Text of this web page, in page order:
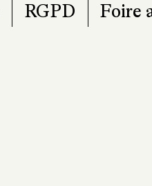
RGPD Foire